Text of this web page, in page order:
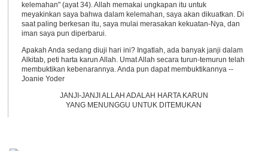
kelemahan" (ayat 34). Allah memakai ungkapan itu untuk
meyakinkan saya bahwa dalam kelemahan, saya akan dikuatkan. Di
saat paling berkesan itu, saya mulai merasakan kekuatan-Nya, dan
iman saya pun diperbarui.
Apakah Anda sedang diuji hari ini? Ingatlah, ada banyak janji dalam
Alkitab, peti harta karun Allah. Umat Allah secara turun-temurun telah
membuktikan kebenarannya. Anda pun dapat membuktikannya --
Joanie Yoder
JANJI-JANJI ALLAH ADALAH HARTA KARUN
YANG MENUNGGU UNTUK DITEMUKAN